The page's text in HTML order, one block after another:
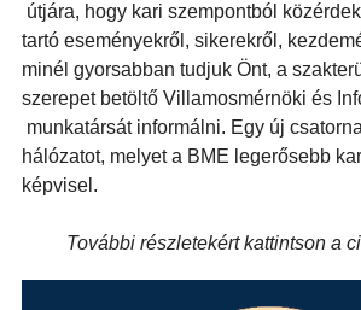
útjára, hogy kari szempontból
tartó eseményekről, sikerekről,
minél gyorsabban tudjuk Önt, a
szerepet betöltő Villamosmérnöki és
munkatársát informálni. Egy új
hálózatot, melyet a BME legerősebb
képvisel.
További részletekért kattintson a